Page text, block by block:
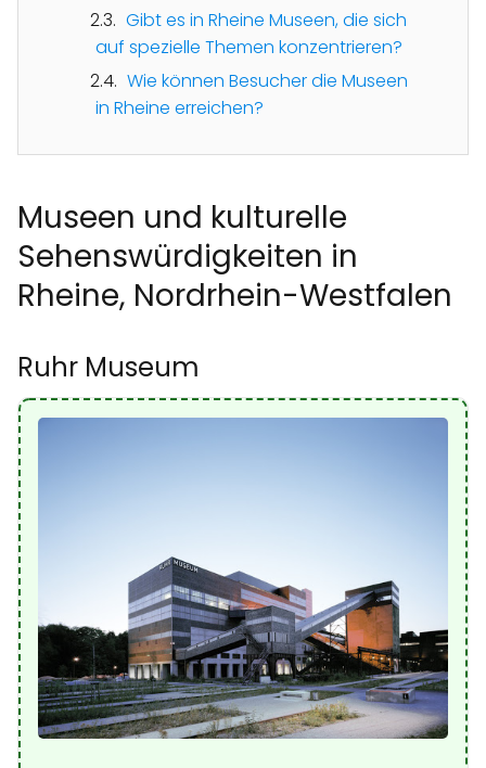
Gibt es in Rheine Museen, die sich
auf spezielle Themen konzentrieren?
Wie können Besucher die Museen
in Rheine erreichen?
Museen und kulturelle
Sehenswürdigkeiten in
Rheine, Nordrhein-Westfalen
Ruhr Museum